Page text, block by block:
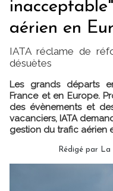
aérien en
IATA réclame de
désuètes
Les grands départs
France et en Europe.
des évènements et
vacanciers, IATA
gestion du trafic aérien
Rédigé par La